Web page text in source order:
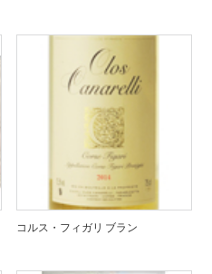
コルス・フィガリ ブラン